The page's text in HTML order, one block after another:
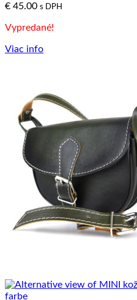
€ 45.00 s DPH
Vypredané!
Viac info